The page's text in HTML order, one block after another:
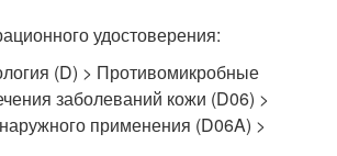
удостоверения:
(D) > Противомикробные
заболеваний кожи (D06) >
применения (D06A) >